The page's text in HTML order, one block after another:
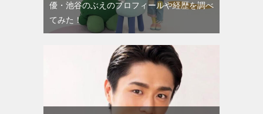
優・池谷のぶえのプロフィールや経歴を調べ
てみた！